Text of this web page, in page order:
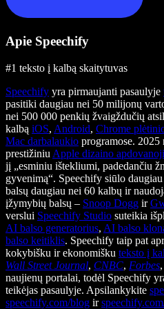
Apie Speechify
#1 teksto į kalbą skaitytuvas
Speechify yra pirmaujanti pasaulyje
pasitiki daugiau nei 50 milijonų
nei 500 000 penkių žvaigždučių
kalbą iOS, Android, Chrome
Mac darbalaukio programose. 2025
prestižiniu Apple dizaino
jį „esminiu ištekliumi, padedančiu
gyvenimą“. Speechify siūlo
balsų daugiau nei 60 kalbų ir
įžymybių balsų – Snoop Dogg ir
verslui Speechify Studio suteikia
AI balso generatorius, AI balso
balso keitiklis. Speechify taip pat
kokybišku ir ekonomišku teksto į
Wall Street Journal, CNBC, Forbes,
naujienų portalai, todėl Speechify
teikėjas pasaulyje. Apsilankykite
speechify.com/blog ir